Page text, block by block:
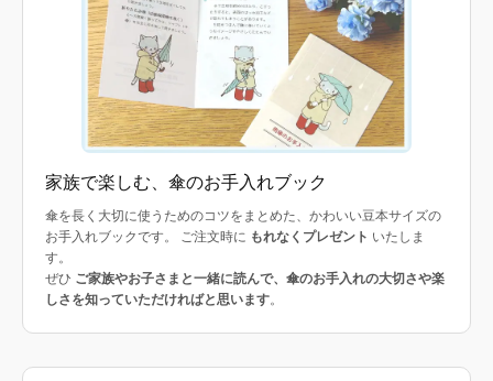
家族で楽しむ、傘のお手入れブック
傘を長く大切に使うためのコツをまとめた、かわいい豆本サイズの
お手入れブックです。 ご注文時に もれなくプレゼント いたしま
す。
ぜひ ご家族やお子さまと一緒に読んで、傘のお手入れの大切さや楽
しさを知っていただければと思います。